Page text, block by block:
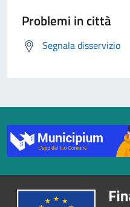
Problemi in città
Segnala disservizio